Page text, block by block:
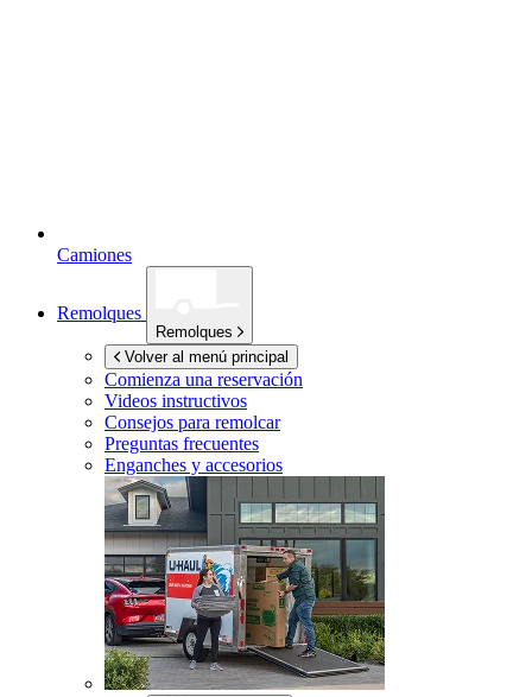
Camiones
Remolques
Remolques
Volver al menú principal
Comienza una reservación
Videos instructivos
Consejos para remolcar
Preguntas frecuentes
Enganches y accesorios